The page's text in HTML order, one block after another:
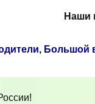
Наши
Большой